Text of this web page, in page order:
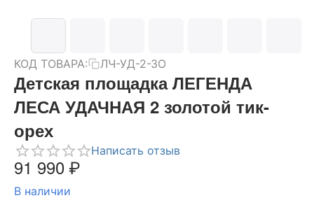
КОД ТОВАРА: ЛЧ-УД-2-ЗО
Детская площадка ЛЕГЕНДА
ЛЕСА УДАЧНАЯ 2 золотой тик-
орех
Написать отзыв
91 990₽
В наличии